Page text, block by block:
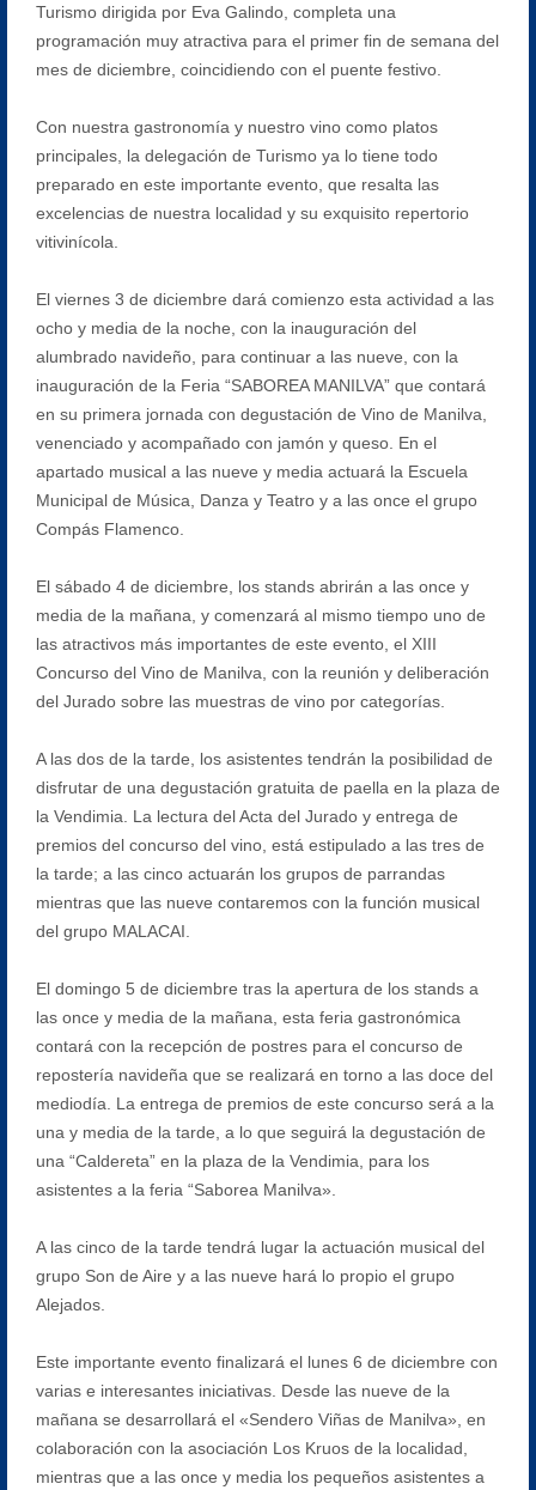
Turismo dirigida por Eva Galindo, completa una
programación muy atractiva para el primer fin de semana del
mes de diciembre, coincidiendo con el puente festivo.
Con nuestra gastronomía y nuestro vino como platos
principales, la delegación de Turismo ya lo tiene todo
preparado en este importante evento, que resalta las
excelencias de nuestra localidad y su exquisito repertorio
vitivinícola.
El viernes 3 de diciembre dará comienzo esta actividad a las
ocho y media de la noche, con la inauguración del
alumbrado navideño, para continuar a las nueve, con la
inauguración de la Feria “SABOREA MANILVA” que contará
en su primera jornada con degustación de Vino de Manilva,
venenciado y acompañado con jamón y queso. En el
apartado musical a las nueve y media actuará la Escuela
Municipal de Música, Danza y Teatro y a las once el grupo
Compás Flamenco.
El sábado 4 de diciembre, los stands abrirán a las once y
media de la mañana, y comenzará al mismo tiempo uno de
las atractivos más importantes de este evento, el XIII
Concurso del Vino de Manilva, con la reunión y deliberación
del Jurado sobre las muestras de vino por categorías.
A las dos de la tarde, los asistentes tendrán la posibilidad de
disfrutar de una degustación gratuita de paella en la plaza de
la Vendimia. La lectura del Acta del Jurado y entrega de
premios del concurso del vino, está estipulado a las tres de
la tarde; a las cinco actuarán los grupos de parrandas
mientras que las nueve contaremos con la función musical
del grupo MALACAI.
El domingo 5 de diciembre tras la apertura de los stands a
las once y media de la mañana, esta feria gastronómica
contará con la recepción de postres para el concurso de
repostería navideña que se realizará en torno a las doce del
mediodía. La entrega de premios de este concurso será a la
una y media de la tarde, a lo que seguirá la degustación de
una “Caldereta” en la plaza de la Vendimia, para los
asistentes a la feria “Saborea Manilva».
A las cinco de la tarde tendrá lugar la actuación musical del
grupo Son de Aire y a las nueve hará lo propio el grupo
Alejados.
Este importante evento finalizará el lunes 6 de diciembre con
varias e interesantes iniciativas. Desde las nueve de la
mañana se desarrollará el «Sendero Viñas de Manilva», en
colaboración con la asociación Los Kruos de la localidad,
mientras que a las once y media los pequeños asistentes a